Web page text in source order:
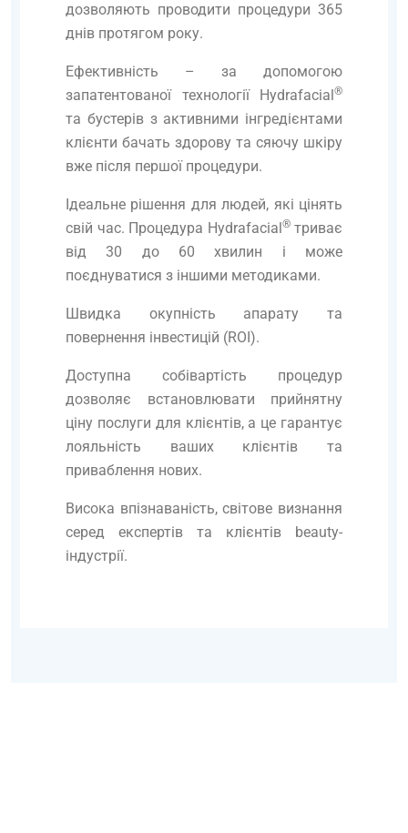
дозволяють проводити процедури 365
днів протягом року.
Ефективність – за допомогою
запатентованої технології Hydrafacial ®
та бустерів з активними інгредієнтами
клієнти бачать здорову та сяючу шкіру
вже після першої процедури.
Ідеальне рішення для людей, які цінять
свій час. Процедура Hydrafacial ®триває
від 30 до 60 хвилин і може
поєднуватися з іншими методиками.
Швидка окупність апарату та
повернення інвестицій (ROI).
Доступна собівартість процедур
дозволяє встановлювати прийнятну
ціну послуги для клієнтів, а це гарантує
лояльність ваших клієнтів та
приваблення нових.
Висока впізнаваність, світове визнання
серед експертів та клієнтів beauty-
індустрії.